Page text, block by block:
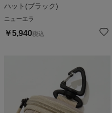
ハット(ブラック)
ニューエラ
￥5,940税込